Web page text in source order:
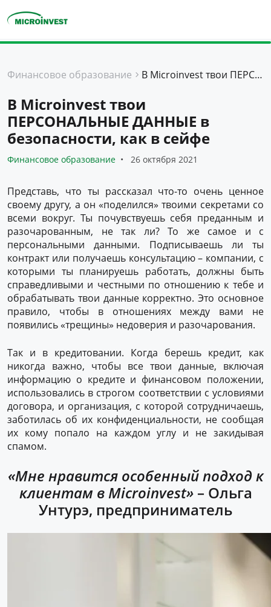
О компании
Для клиентов
Финансовое образование В Microinvest твои ПЕРСОНАЛЬНЫЕ ДАННЫЕ в безопасности, как в сейфе
В Microinvest твои
ПЕРСОНАЛЬНЫЕ ДАННЫЕ в
безопасности, как в сейфе
Финансовое образование 26 октября 2021
Представь, что ты рассказал что-то очень ценное
своему другу, а он «поделился» твоими секретами со
всеми вокруг. Ты почувствуешь себя преданным и
разочарованным, не так ли? То же самое и с
персональными данными. Подписываешь ли ты
контракт или получаешь консультацию – компании, с
которыми ты планируешь работать, должны быть
справедливыми и честными по отношению к тебе и
обрабатывать твои данные корректно. Это основное
правило, чтобы в отношениях между вами не
появились «трещины» недоверия и разочарования.
Так и в кредитовании. Когда берешь кредит, как
никогда важно, чтобы все твои данные, включая
информацию о кредите и финансовом положении,
использовались в строгом соответствии с условиями
договора, и организация, с которой сотрудничаешь,
заботилась об их конфиденциальности, не сообщая
их кому попало на каждом углу и не закидывая
спамом.
«Мне нравится особенный подход к
клиентам в Microinvest»– Ольга
Унтурэ, предприниматель